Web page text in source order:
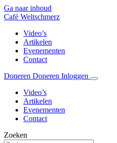
Ga naar inhoud
Café Weltschmerz
Video’s
Artikelen
Evenementen
Contact
Doneren Doneren Inloggen
Video’s
Artikelen
Evenementen
Contact
Zoeken